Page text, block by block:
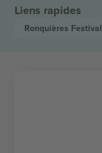
Liens rapides
Ronquières Festival